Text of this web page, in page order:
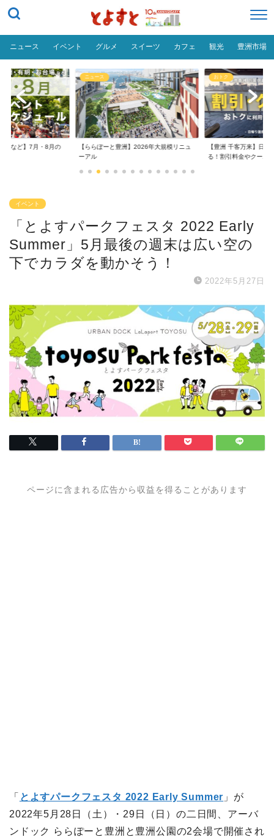
ニュース イベント グルメ スイーツ カフェ 観光 豊洲市場
場など】7月・8月の
ニュース
【ららぽーと豊洲】2026年大規模リニュ
ーアル
おトク
【豊洲 千客万来】日帰
る！割引料金やクーポ...
イベント
「とよすパークフェスタ 2022 Early
Summer」5月最後の週末は広い空の
下でカラダを動かそう！
2022年5月27日
ページに含まれる広告から収益を得ることがあります
「 とよすパークフェスタ 2022 Early Summer 」が
2022年5月28日（土）・29日（日）の二日間、アーバ
ンドック ららぽーと豊洲と豊洲公園の2会場で開催され